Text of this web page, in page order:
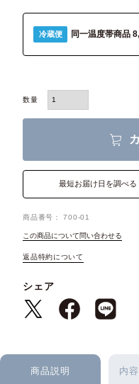
冷蔵便 同一温度帯商品
最短お届け日を調べる
商品番号 700-01
この商品について問い合わせる
返品特約について
シェア
商品説明 内